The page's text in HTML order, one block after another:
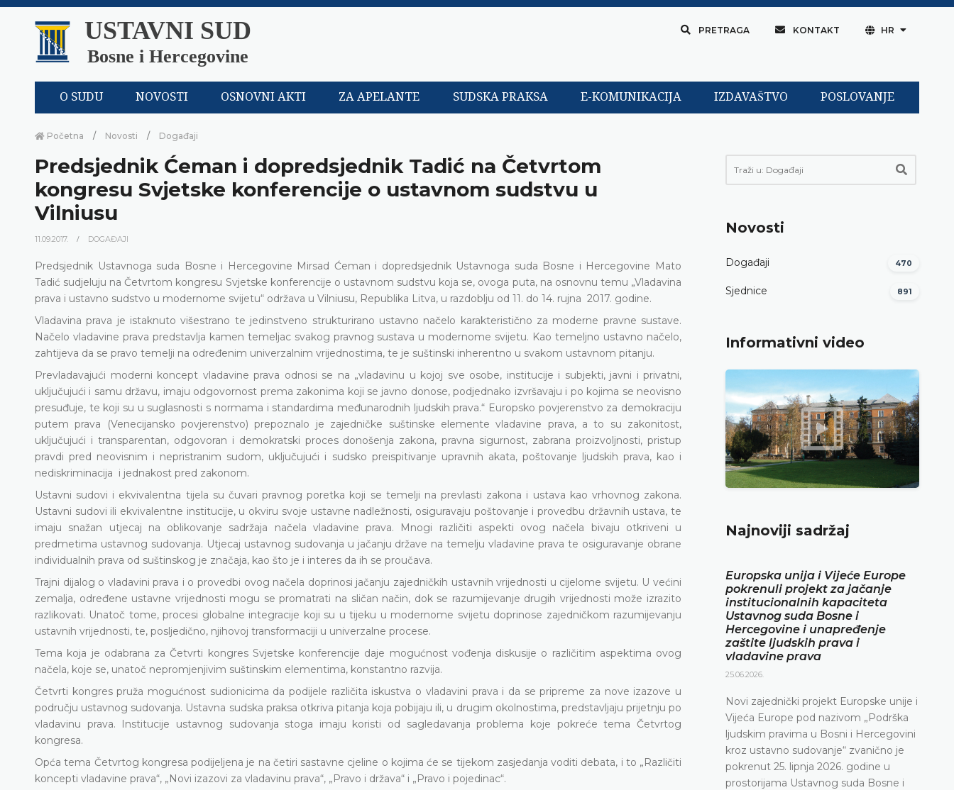
USTAVNI SUD
Bosne i Hercegovine
PRETRAGA KONTAKT HR
O SUDU NOVOSTI OSNOVNI AKTI ZA APELANTE SUDSKA PRAKSA E-KOMUNIKACIJA IZDAVAŠTVO POSLOVANJE
Početna Novosti Događaji
Predsjednik Ćeman i dopredsjednik Tadić na Četvrtom
kongresu Svjetske konferencije o ustavnom sudstvu u
Vilniusu
11.09.2017. DOGAĐAJI
Predsjednik Ustavnoga suda Bosne i Hercegovine Mirsad Ćeman i dopredsjednik Ustavnoga suda Bosne i Hercegovine Mato
Tadić sudjeluju na Četvrtom kongresu Svjetske konferencije o ustavnom sudstvu koja se, ovoga puta, na osnovnu temu „Vladavina
prava i ustavno sudstvo u modernome svijetu“ održava u Vilniusu, Republika Litva, u razdoblju od 11. do 14. rujna 2017. godine.
Vladavina prava je istaknuto višestrano te jedinstveno strukturirano ustavno načelo karakteristično za moderne pravne sustave.
Načelo vladavine prava predstavlja kamen temeljac svakog pravnog sustava u modernome svijetu. Kao temeljno ustavno načelo,
zahtijeva da se pravo temelji na određenim univerzalnim vrijednostima, te je suštinski inherentno u svakom ustavnom pitanju.
Prevladavajući moderni koncept vladavine prava odnosi se na „vladavinu u kojoj sve osobe, institucije i subjekti, javni i privatni,
uključujući i samu državu, imaju odgovornost prema zakonima koji se javno donose, podjednako izvršavaju i po kojima se neovisno
presuđuje, te koji su u suglasnosti s normama i standardima međunarodnih ljudskih prava.“ Europsko povjerenstvo za demokraciju
putem prava (Venecijansko povjerenstvo) prepoznalo je zajedničke suštinske elemente vladavine prava, a to su zakonitost,
uključujući i transparentan, odgovoran i demokratski proces donošenja zakona, pravna sigurnost, zabrana proizvoljnosti, pristup
pravdi pred neovisnim i nepristranim sudom, uključujući i sudsko preispitivanje upravnih akata, poštovanje ljudskih prava, kao i
nediskriminacija i jednakost pred zakonom.
Ustavni sudovi i ekvivalentna tijela su čuvari pravnog poretka koji se temelji na prevlasti zakona i ustava kao vrhovnog zakona.
Ustavni sudovi ili ekvivalentne institucije, u okviru svoje ustavne nadležnosti, osiguravaju poštovanje i provedbu državnih ustava, te
imaju snažan utjecaj na oblikovanje sadržaja načela vladavine prava. Mnogi različiti aspekti ovog načela bivaju otkriveni u
predmetima ustavnog sudovanja. Utjecaj ustavnog sudovanja u jačanju države na temelju vladavine prava te osiguravanje obrane
individualnih prava od suštinskog je značaja, kao što je i interes da ih se proučava.
Trajni dijalog o vladavini prava i o provedbi ovog načela doprinosi jačanju zajedničkih ustavnih vrijednosti u cijelome svijetu. U većini
zemalja, određene ustavne vrijednosti mogu se promatrati na sličan način, dok se razumijevanje drugih vrijednosti može izrazito
razlikovati. Unatoč tome, procesi globalne integracije koji su u tijeku u modernome svijetu doprinose zajedničkom razumijevanju
ustavnih vrijednosti, te, posljedično, njihovoj transformaciji u univerzalne procese.
Tema koja je odabrana za Četvrti kongres Svjetske konferencije daje mogućnost vođenja diskusije o različitim aspektima ovog
načela, koje se, unatoč nepromjenjivim suštinskim elementima, konstantno razvija.
Četvrti kongres pruža mogućnost sudionicima da podijele različita iskustva o vladavini prava i da se pripreme za nove izazove u
području ustavnog sudovanja. Ustavna sudska praksa otkriva pitanja koja pobijaju ili, u drugim okolnostima, predstavljaju prijetnju po
vladavinu prava. Institucije ustavnog sudovanja stoga imaju koristi od sagledavanja problema koje pokreće tema Četvrtog
kongresa.
Opća tema Četvrtog kongresa podijeljena je na četiri sastavne cjeline o kojima će se tijekom zasjedanja voditi debata, i to „Različiti
koncepti vladavine prava“, „Novi izazovi za vladavinu prava“, „Pravo i država“ i „Pravo i pojedinac“.
Novosti
Događaji 470
Sjednice 891
Informativni video
Najnoviji sadržaj
Europska unija i Vijeće Europe
pokrenuli projekt za jačanje
institucionalnih kapaciteta
Ustavnog suda Bosne i
Hercegovine i unapređenje
zaštite ljudskih prava i
vladavine prava
25.06.2026.
Novi zajednički projekt Europske unije i
Vijeća Europe pod nazivom „Podrška
ljudskim pravima u Bosni i Hercegovini
kroz ustavno sudovanje“ zvanično je
pokrenut 25. lipnja 2026. godine u
prostorijama Ustavnog suda Bosne i